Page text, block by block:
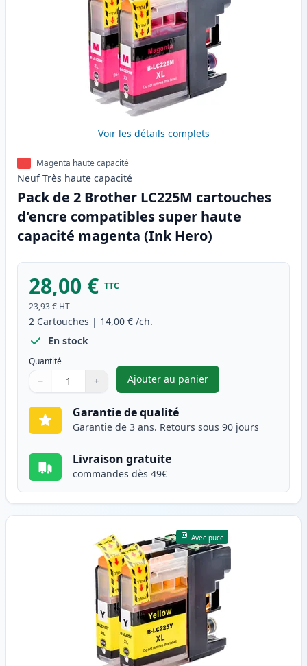
Voir les détails complets
Magenta haute capacité
Neuf Très haute capacité
Pack de 2 Brother LC225M cartouches
d'encre compatibles super haute
capacité magenta (Ink Hero)
28,00 € TTC
23,93 € HT
2 Cartouches | 14,00 € /ch.
En stock
Quantité
Quantité
Utilisez les boutons pour ajuster
− +
Quantité
Ajouter au panier
,Pack de 2 Brother LC225M
Garantie de qualité
Garantie de 3 ans. Retours sous 90 jours
Livraison gratuite
commandes dès 49€
Avec puce